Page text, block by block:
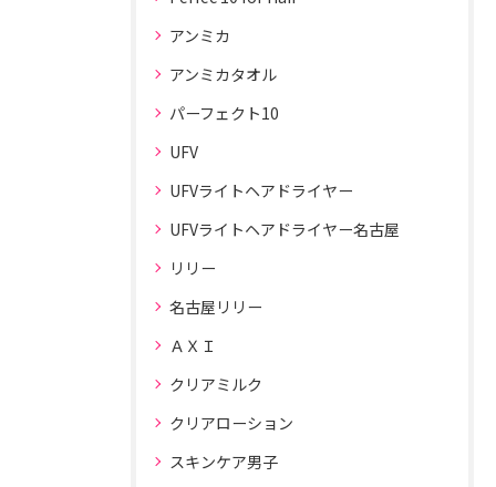
アンミカ
アンミカタオル
パーフェクト10
UFV
UFVライトヘアドライヤー
UFVライトヘアドライヤー名古屋
リリー
名古屋リリー
ＡＸＩ
クリアミルク
クリアローション
スキンケア男子